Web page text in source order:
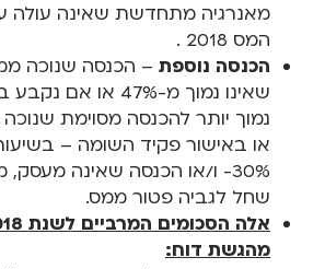
המס 2018 .
הכנסה נוספת – הכנסה שנוכה
שאינו נמוך מ-47%
נמוך יותר להכנסה מסוימת
או באישור פקיד השומה –
30%- ו/או הכנסה שאינה
שחל לגביה פטור ממס.
מהגשת דוח: